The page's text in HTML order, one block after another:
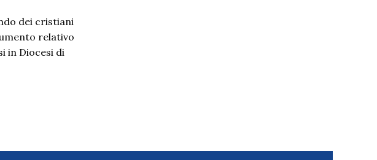
dei cristiani
relativo
in Diocesi di